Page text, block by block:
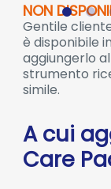
NON
Gentile
è disponibile
aggiungerlo
strumento
simile.
A cui
Care